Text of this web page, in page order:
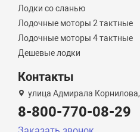
Лодки со сланью
Лодочные моторы 2 тактные
Лодочные моторы 4 тактные
Дешевые лодки
Контакты
улица Адмирала Корнилова,
8-800-770-08-29